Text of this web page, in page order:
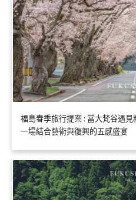
福島春季旅行提案 : 當大梵谷遇見
一場結合藝術與復興的五感盛宴